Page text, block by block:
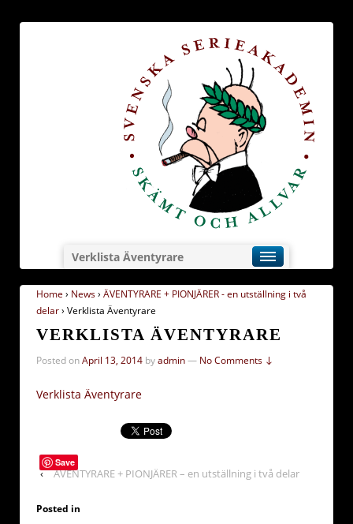
Verklista Äventyrare
Home › News› ÄVENTYRARE + PIONJÄRER - en utställning i två
delar› Verklista Äventyrare
VERKLISTA ÄVENTYRARE
Posted onApril 13, 2014 byadmin— No Comments ↓
Verklista Äventyrare
Save
‹ ÄVENTYRARE + PIONJÄRER – en utställning i två delar
Posted in